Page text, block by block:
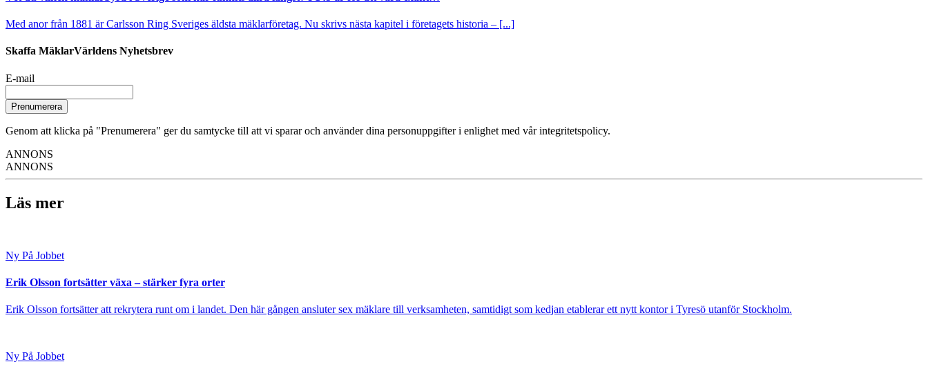
Med anor från 1881 är Carlsson Ring Sveriges äldsta mäklarföretag. Nu skrivs nästa kapitel i företagets historia – [...]
Skaffa MäklarVärldens Nyhetsbrev
E-mail
Prenumerera
Genom att klicka på "Prenumerera" ger du samtycke till att vi sparar och använder dina personuppgifter i enlighet med vår integritetspolicy.
ANNONS
ANNONS
Läs mer
Ny På Jobbet
Erik Olsson fortsätter växa – stärker fyra orter
Erik Olsson fortsätter att rekrytera runt om i landet. Den här gången ansluter sex mäklare till verksamheten, samtidigt som kedjan etablerar ett nytt kontor i Tyresö utanför Stockholm.
Ny På Jobbet